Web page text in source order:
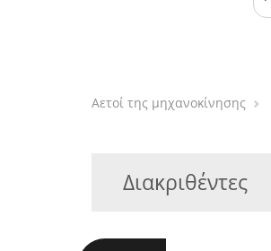
Αετοί της μηχανοκίνησης
Διακριθέντες